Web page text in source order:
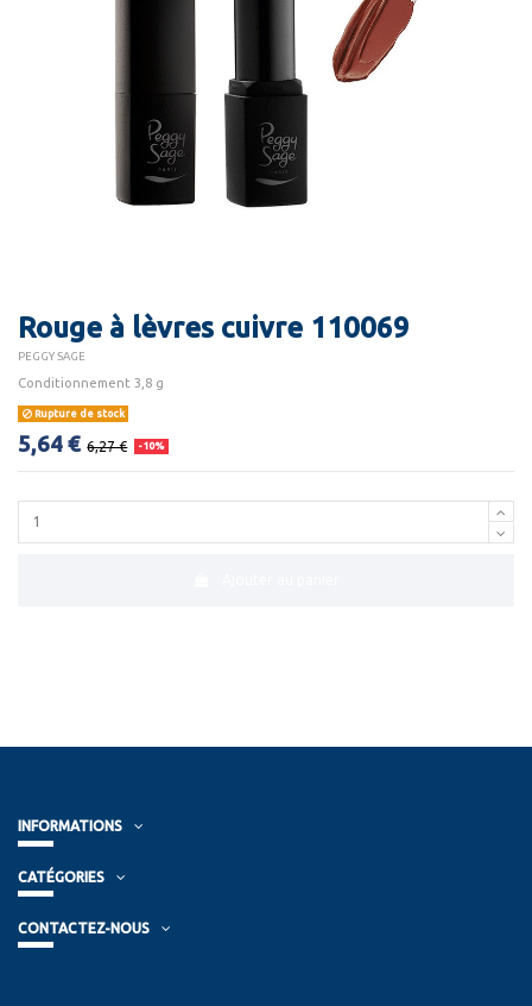
Rouge à lèvres cuivre 110069
PEGGY SAGE
Conditionnement 3,8 g
Rupture de stock
5,64 € 6,27 € -10%
INFORMATIONS
CATÉGORIES
CONTACTEZ-NOUS